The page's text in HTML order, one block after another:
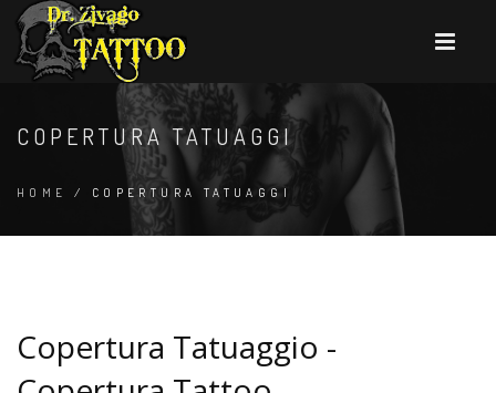
COPERTURA TATUAGGI
HOME / COPERTURA TATUAGGI
Copertura Tatuaggio -